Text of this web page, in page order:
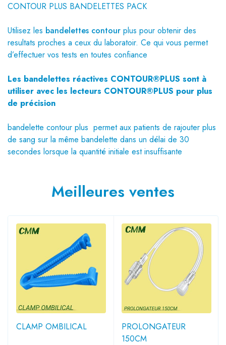
CONTOUR PLUS BANDELETTES PACK
Utilisez les bandelettes contour plus pour obtenir des
resultats proches a ceux du laboratoir. Ce qui vous permet
d’effectuer vos tests en toutes confiance
Les bandelettes réactives CONTOUR®PLUS sont à
utiliser avec les lecteurs CONTOUR®PLUS pour plus
de précision
bandelette contour plus permet aux patients de rajouter plus
de sang sur la même bandelette dans un délai de 30
secondes lorsque la quantité initiale est insuffisante
Meilleures ventes
CLAMP OMBILICAL
PROLONGATEUR
150CM